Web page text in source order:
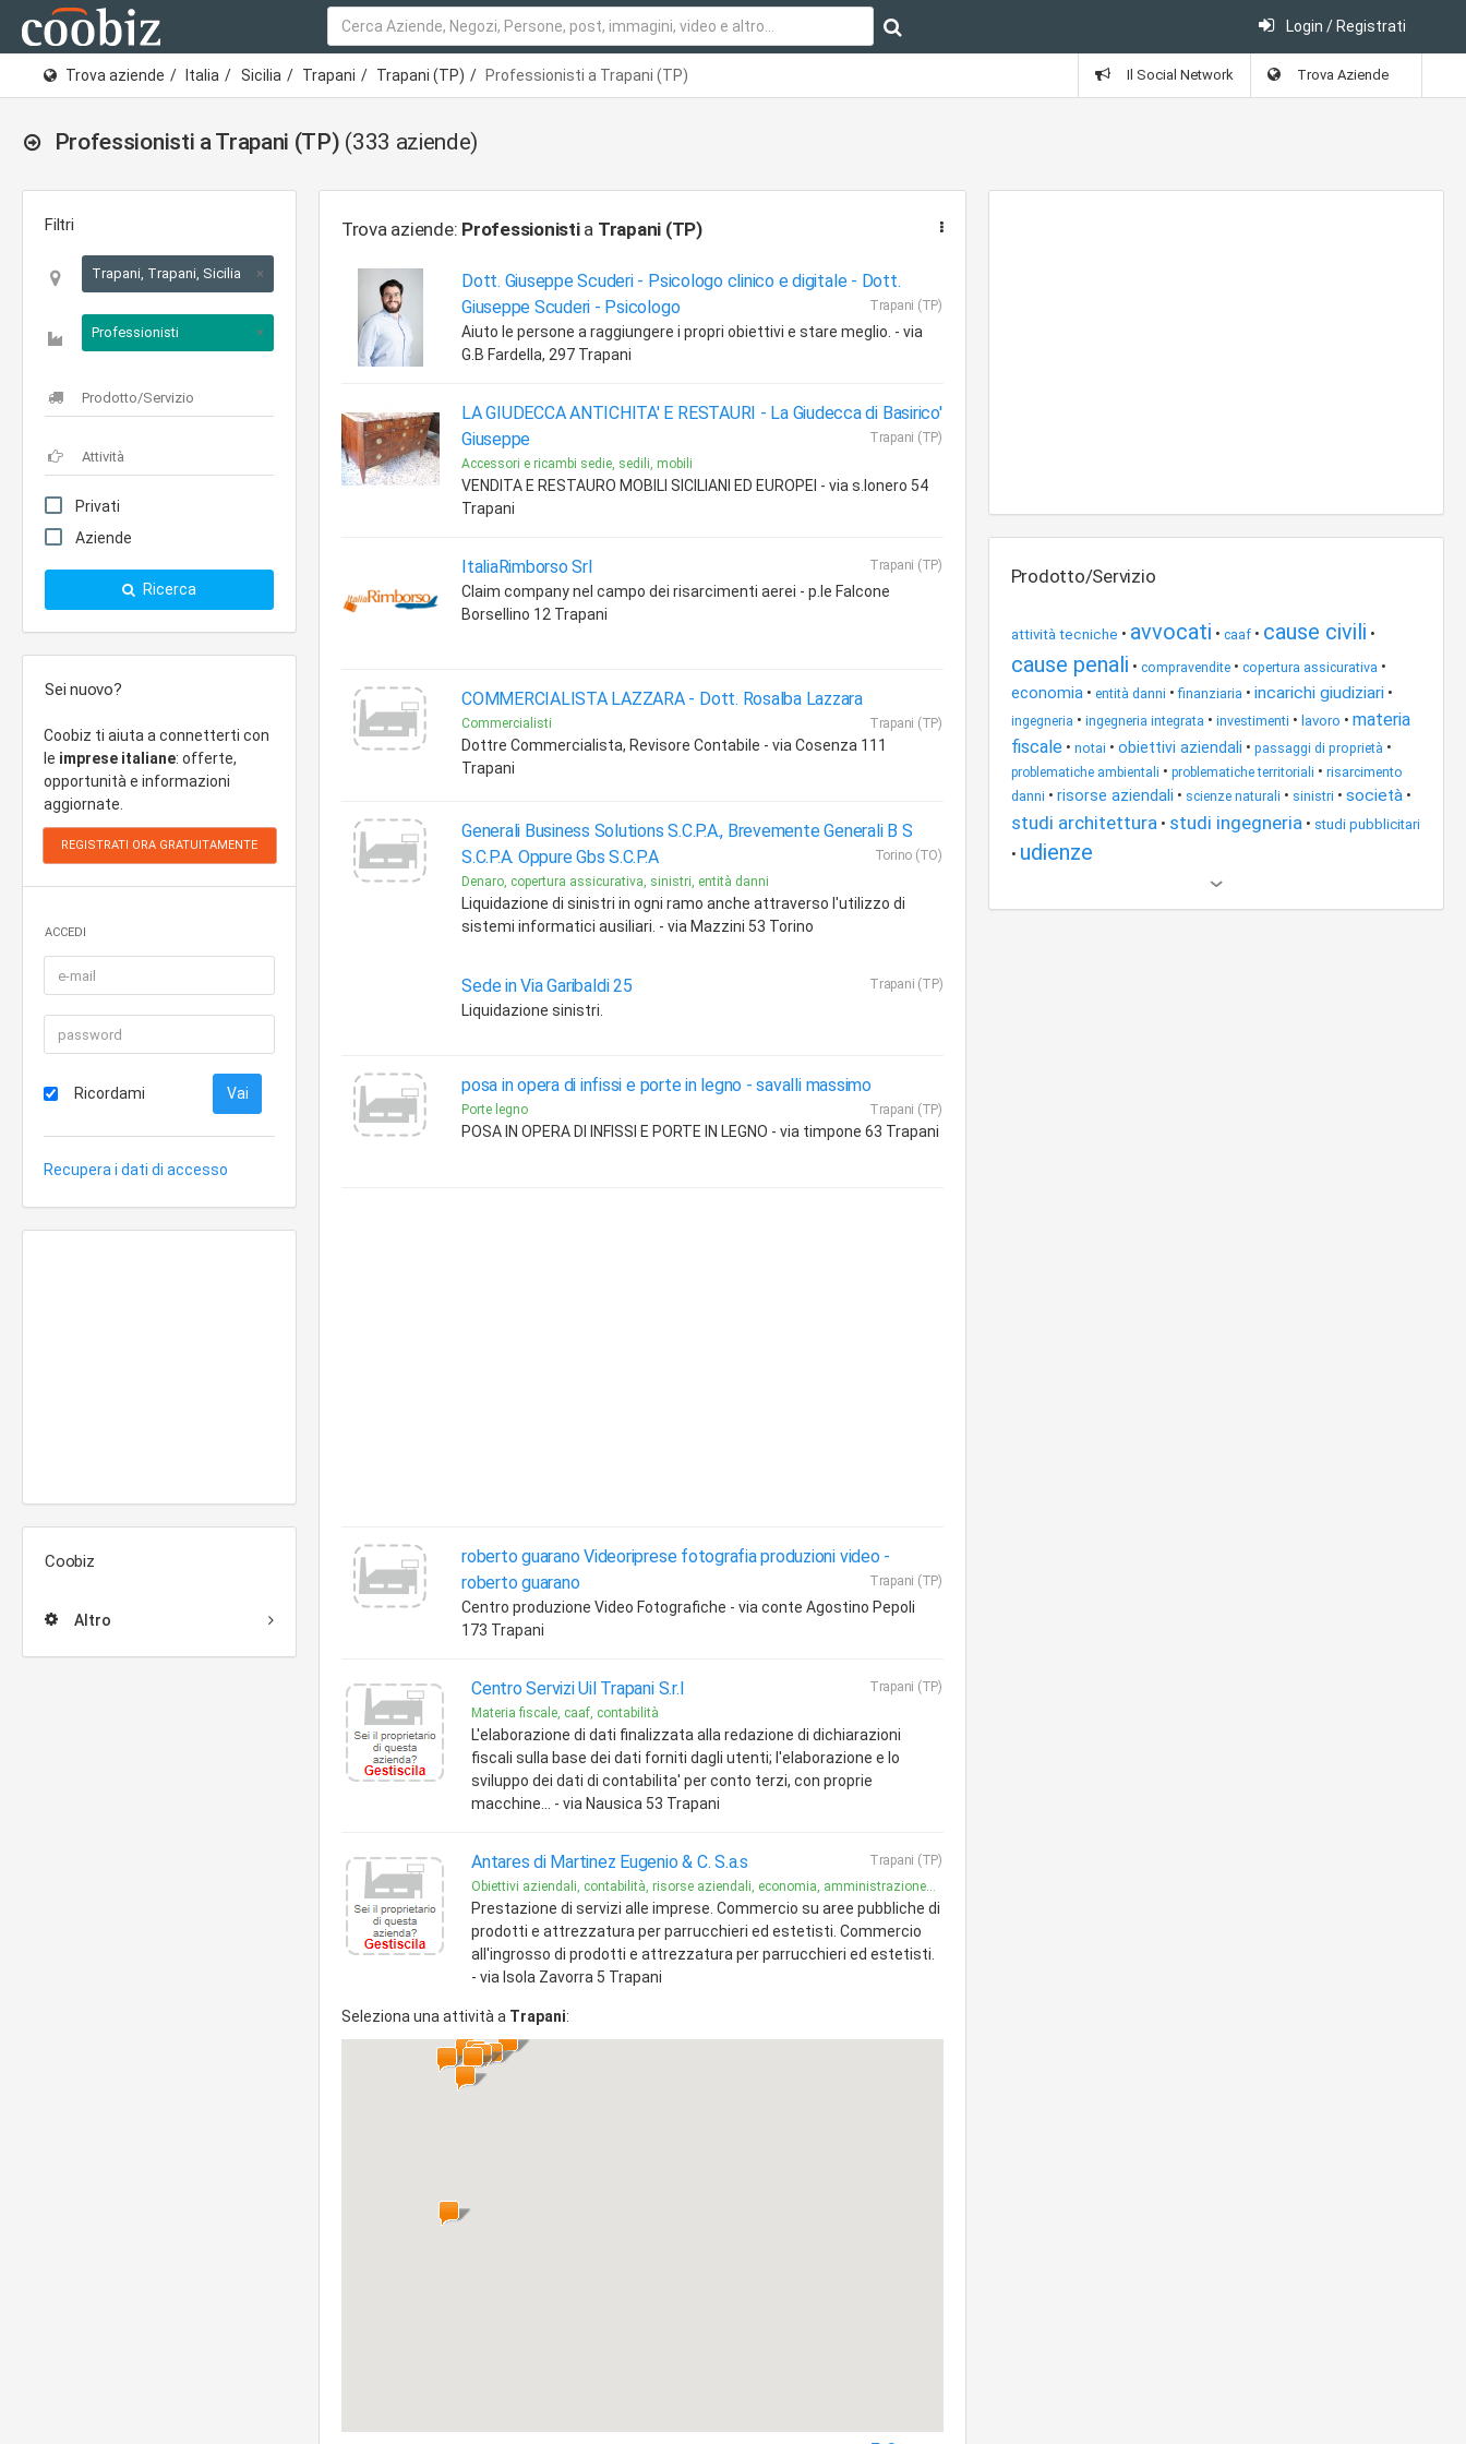
Login / Registrati
Trova aziende Italia Sicilia Trapani Trapani (TP) Professionisti a Trapani (TP) Il Social Network Trova Aziende
Professionisti a Trapani (TP) (333 aziende)
Filtri
Trapani, Trapani, Sicilia ×
Professionisti ×
Privati
Aziende
Ricerca
Sei nuovo?
Coobiz ti aiuta a connetterti con
le imprese italiane: offerte,
opportunità e informazioni
aggiornate.
ACCEDI
Ricordami
Recupera i dati di accesso
Coobiz
Altro
Trova aziende: Professionistia Trapani (TP)
Dott. Giuseppe Scuderi - Psicologo clinico e digitale - Dott.
Giuseppe Scuderi - Psicologo
Trapani (TP)
Aiuto le persone a raggiungere i propri obiettivi e stare meglio. - via
G.B Fardella, 297 Trapani
LA GIUDECCA ANTICHITA' E RESTAURI - La Giudecca di Basirico'
Giuseppe
Trapani (TP)
Accessori e ricambi sedie, sedili, mobili
VENDITA E RESTAURO MOBILI SICILIANI ED EUROPEI - via s.lonero 54
Trapani
ItaliaRimborso Srl Trapani (TP)
Claim company nel campo dei risarcimenti aerei - p.le Falcone
Borsellino 12 Trapani
COMMERCIALISTA LAZZARA - Dott. Rosalba Lazzara
Trapani (TP)
Commercialisti
Dottre Commercialista, Revisore Contabile - via Cosenza 111
Trapani
Generali Business Solutions S.C.P.A., Brevemente Generali B S
S.C.P.A. Oppure Gbs S.C.P.A
Torino (TO)
Denaro, copertura assicurativa, sinistri, entità danni
Liquidazione di sinistri in ogni ramo anche attraverso l'utilizzo di
sistemi informatici ausiliari. - via Mazzini 53 Torino
Sede in Via Garibaldi 25 Trapani (TP)
Liquidazione sinistri.
posa in opera di infissi e porte in legno -savalli massimo
Trapani (TP)
Porte legno
POSA IN OPERA DI INFISSI E PORTE IN LEGNO - via timpone 63 Trapani
roberto guarano Videoriprese fotografia produzioni video -
roberto guarano
Trapani (TP)
Centro produzione Video Fotografiche - via conte Agostino Pepoli
173 Trapani
Centro Servizi Uil Trapani S.r.l
Trapani (TP)
Materia fiscale, caaf, contabilità
L'elaborazione di dati finalizzata alla redazione di dichiarazioni
fiscali sulla base dei dati forniti dagli utenti; l'elaborazione e lo
sviluppo dei dati di contabilita' per conto terzi, con proprie
macchine... - via Nausica 53 Trapani
Antares di Martinez Eugenio & C. S.a.s
Trapani (TP)
Obiettivi aziendali, contabilità, risorse aziendali, economia, amministrazione...
Prestazione di servizi alle imprese. Commercio su aree pubbliche di
prodotti e attrezzatura per parrucchieri ed estetisti. Commercio
all'ingrosso di prodotti e attrezzatura per parrucchieri ed estetisti.
- via Isola Zavorra 5 Trapani
Seleziona una attività a Trapani:
Prodotto/Servizio
attività tecniche • avvocati • caaf • cause civili •
cause penali • compravendite • copertura assicurativa •
economia • entità danni •finanziaria • incarichi giudiziari •
ingegneria • ingegneria integrata • investimenti • lavoro • materia
fiscale • notai • obiettivi aziendali • passaggi di proprietà •
problematiche ambientali • problematiche territoriali • risarcimento
danni • risorse aziendali • scienze naturali • sinistri • società •
studi architettura • studi ingegneria • studi pubblicitari
• udienze